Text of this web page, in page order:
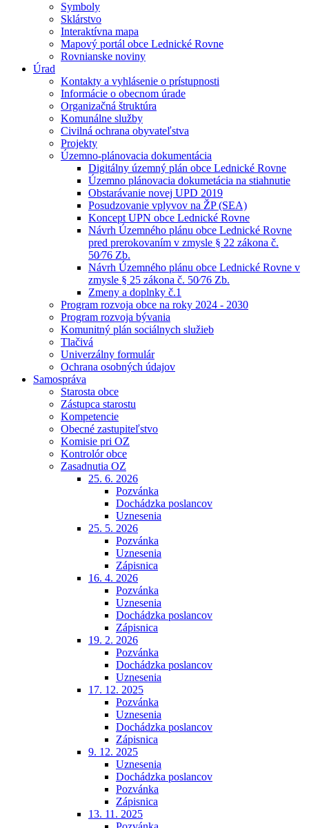
Symboly
Sklárstvo
Interaktívna mapa
Mapový portál obce Lednické Rovne
Rovnianske noviny
Úrad
Kontakty a vyhlásenie o prístupnosti
Informácie o obecnom úrade
Organizačná štruktúra
Komunálne služby
Civilná ochrana obyvateľstva
Projekty
Územno-plánovacia dokumentácia
Digitálny územný plán obce Lednické Rovne
Územno plánovacia dokumetácia na stiahnutie
Obstarávanie novej UPD 2019
Posudzovanie vplyvov na ŽP (SEA)
Koncept UPN obce Lednické Rovne
Návrh Územného plánu obce Lednické Rovne
pred prerokovaním v zmysle § 22 zákona č.
50⁄76 Zb.
Návrh Územného plánu obce Lednické Rovne v
zmysle § 25 zákona č. 50⁄76 Zb.
Zmeny a doplnky č.1
Program rozvoja obce na roky 2024 - 2030
Program rozvoja bývania
Komunitný plán sociálnych služieb
Tlačivá
Univerzálny formulár
Ochrana osobných údajov
Samospráva
Starosta obce
Zástupca starostu
Kompetencie
Obecné zastupiteľstvo
Komisie pri OZ
Kontrolór obce
Zasadnutia OZ
25. 6. 2026
Pozvánka
Dochádzka poslancov
Uznesenia
25. 5. 2026
Pozvánka
Uznesenia
Zápisnica
16. 4. 2026
Pozvánka
Uznesenia
Dochádzka poslancov
Zápisnica
19. 2. 2026
Pozvánka
Dochádzka poslancov
Uznesenia
17. 12. 2025
Pozvánka
Uznesenia
Dochádzka poslancov
Zápisnica
9. 12. 2025
Uznesenia
Dochádzka poslancov
Pozvánka
Zápisnica
13. 11. 2025